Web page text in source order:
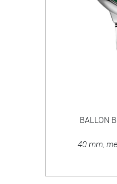
BALLON
40 mm,